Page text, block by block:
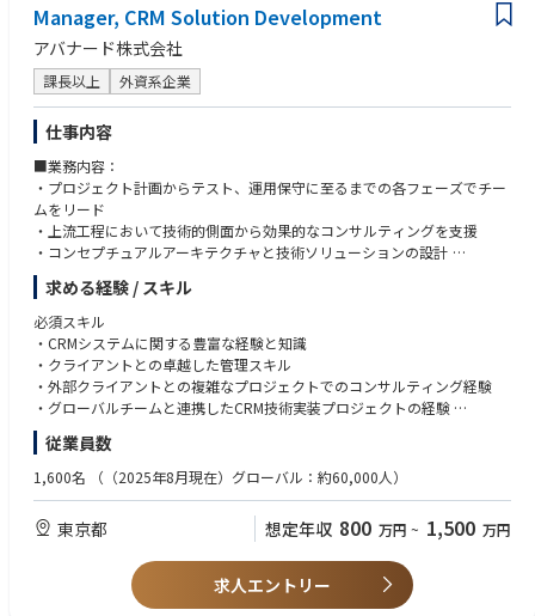
・責任、品質、コミットメント、成長、革新を促進する環境を創出し、必
要に応じて販売プロセスをサポートする
【アバナードで働くことの魅力】
・マイクロソフトテクノロジーを活用したソリューションを展開するリー
ディングカンパニーで働くこと
24年）
・充実したトレーニングプログラム（年間80時間以上、認定資格取得への
支援）
・テクノロジーやスキル向上のための豊富なグローバルリソースの活用
・全ての社員のキャリアを支援するキャリアアドバイザー制度
・風通しが良く、チームワークで仕事を進められる環境
＊＊
アバナードには、あなたがお持ちの優れた知見を遺憾なく発揮できる環境
だけではなく、先進的な技術を活用した新たな経験やテクノロジーに対す
る強い情熱を満たすことができるトレーニングプログラムなど、プロフェ
ッショナルとしての更なる成長を遂げることができる数多くの機会が存在
します。
アバナードは、インクルージョン＆ダイバーシティ（I&D）の文化の醸成
に力を注ぎ、この多様性を通じて、革新性や創造性を培い、クライアント
や社会に貢献しています。豊富な経験を持つ60,000人以上のプロフェッシ
ョナルが世界中におり、相互に協力しながらプロジェクトを遂行するチー
ムワークのカルチャーの中で、継続的に学ぶことができるトレーニングプ
ログラムやキャリアアドバイザー制度を活用しながら、新たなキャリアを
・ERP導入におけるファンクショナル領域をリードするマネジメントキャ
・グローバル・大規模・複数業界のERP導入プロジェクト経験をリード
・デリバリーからプリセールスまで関与できる裁量の広さ
大規模案件のプロジェクト責任を担い、複数案件の技術統括を行う デリバ
リーマネージャー へ。将来的には組織を率いるマネージメントディレクタ
ー へとステップアップ可能です。
【業務内容】
・ERP導入プロジェクトにおける ファンクショナル領域の統括・意思決定
・プロジェクト計画・進捗・課題・リスクの マネジメント
・クライアント上位層との合意形成・調整・報告
・パートナー企業との協業マネジメント（進捗・課題・品質管理）
・チームマネジメント（育成、アサイン、評価、ナレッジ標準化）
■アバナードで働くことの魅力
・マイクロソフトテクノロジーを活用したソリューションを展開するリー
ディングカンパニーで働くこと
・19度目のマイクロソフト グローバル SI パートナー アワードを受賞（20
24年）
支援）
・テクノロジーやスキル向上のための豊富なグローバルリソースの活用
・全ての社員のキャリアを支援するキャリアアドバイザー制度
Manager, CRM Solution Development
アバナード株式会社
課長以上 外資系企業
仕事内容
■業務内容：
・プロジェクト計画からテスト、運用保守に至るまでの各フェーズでチー
ムをリード
・上流工程において技術的側面から効果的なコンサルティングを支援
・コンセプチュアルアーキテクチャと技術ソリューションの設計
・KPIの特定とテスト計画を通じてプロジェクト品質の確保
■アバナードで働くことの魅力
・マイクロソフトテクノロジーを活用したソリューションを展開するリー
ディングカンパニーで働くこと
・18度目のマイクロソフト グローバル SI パートナー アワードを受賞（20
23年）
支援）
・テクノロジーやスキル向上のための豊富なグローバルリソースの活用
・全ての社員のキャリアを支援するキャリアアドバイザー制度
・風通しが良く、チームワークで仕事を進められる環境
求める経験 / スキル
必須スキル
・CRMシステムに関する豊富な経験と知識
・クライアントとの卓越した管理スキル
・外部クライアントとの複雑なプロジェクトでのコンサルティング経験
・グローバルチームと連携したCRM技術実装プロジェクトの経験
・CRM導入プロジェクトにおける広範なリーダーシップ経験
従業員数
1,600名 （（2025年8月現在）グローバル：約60,000人）
東京都 想定年収 800 万円 ~ 1,500 万円
求人エントリー